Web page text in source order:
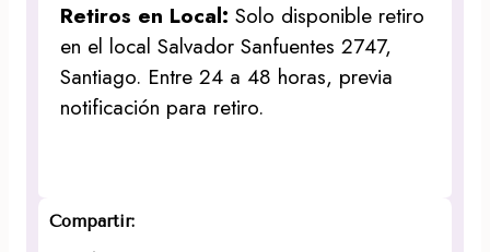
Retiros en Local:Solo disponible retiro
en el local Salvador Sanfuentes 2747,
Santiago. Entre 24 a 48 horas, previa
notificación para retiro.
Compartir: